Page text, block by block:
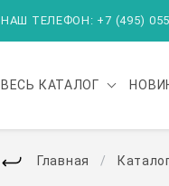
НАШ ТЕЛЕФОН: +7 (495)
ВЕСЬ КАТАЛОГ
Главная